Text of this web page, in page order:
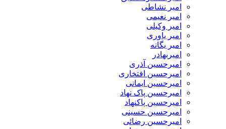
امیر نشاطی
امیر نعیمی
امیر وکیلی
امیر یاوری
امیر یگانه
امیربهادر
امیرحسین آذری
امیرحسین افتخاری
امیرحسین ایمانی
امیرحسین پاک نهاد
امیرحسین پاکنهاد
امیرحسین حسینی
امیرحسین رضائی